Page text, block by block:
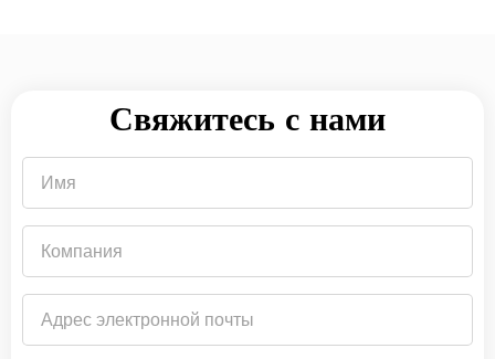
Свяжитесь с нами
электронной
почты